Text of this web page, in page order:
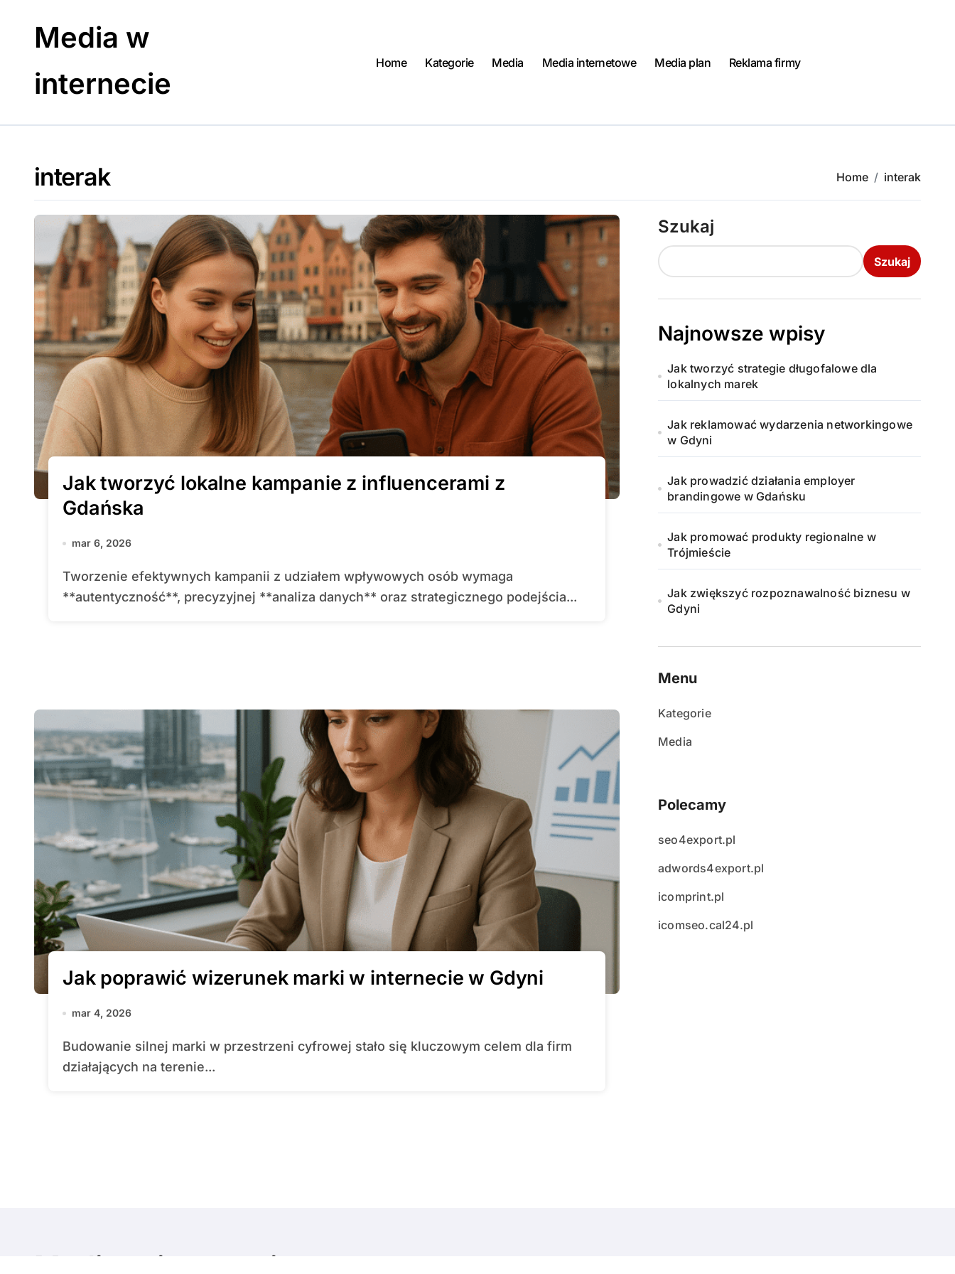
Media w
internecie
Home Kategorie Media Media internetowe Media plan Reklama firmy
interak Home interak
Jak tworzyć lokalne kampanie z influencerami z
Gdańska
mar 6, 2026
Tworzenie efektywnych kampanii z udziałem wpływowych osób wymaga
**autentyczność**, precyzyjnej **analiza danych** oraz strategicznego podejścia...
Jak poprawić wizerunek marki w internecie w Gdyni
mar 4, 2026
Budowanie silnej marki w przestrzeni cyfrowej stało się kluczowym celem dla firm
działających na terenie...
Szukaj
Szukaj
Najnowsze wpisy
Jak tworzyć strategie długofalowe dla
lokalnych marek
Jak reklamować wydarzenia networkingowe
w Gdyni
Jak prowadzić działania employer
brandingowe w Gdańsku
Jak promować produkty regionalne w
Trójmieście
Jak zwiększyć rozpoznawalność biznesu w
Gdyni
Menu
Kategorie
Media
Polecamy
seo4export.pl
adwords4export.pl
icomprint.pl
icomseo.cal24.pl
Media w internecie